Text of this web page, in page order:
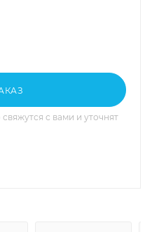
с вами и уточнят